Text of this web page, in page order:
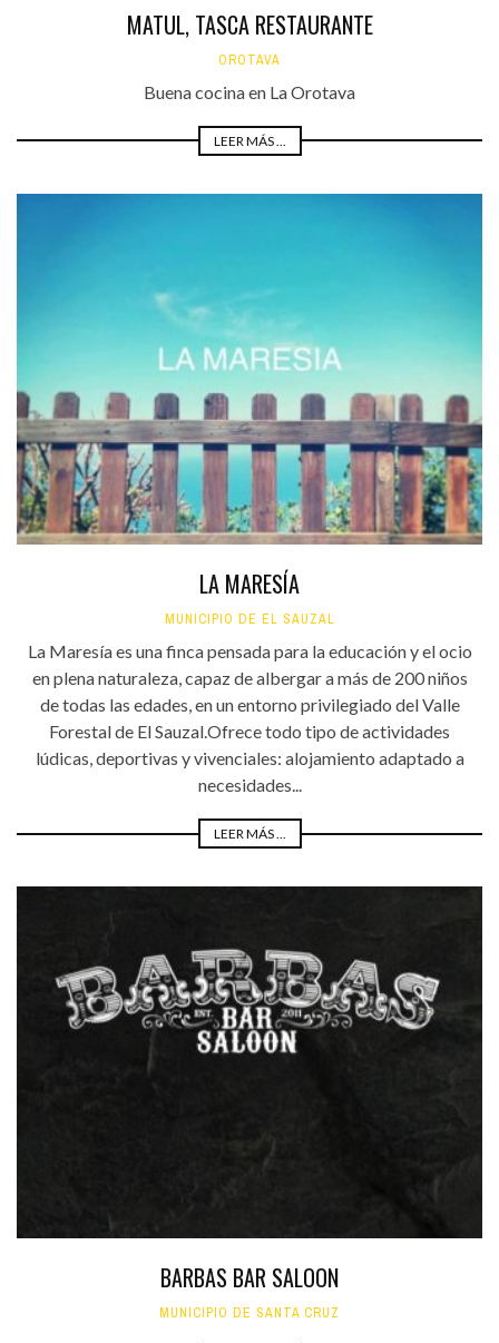
MATUL, TASCA RESTAURANTE
OROTAVA
Buena cocina en La Orotava
LEER MÁS ...
LA MARESÍA
MUNICIPIO DE EL SAUZAL
La Maresía es una finca pensada para la educación y el ocio
en plena naturaleza, capaz de albergar a más de 200 niños
de todas las edades, en un entorno privilegiado del Valle
Forestal de El Sauzal.Ofrece todo tipo de actividades
lúdicas, deportivas y vivenciales: alojamiento adaptado a
necesidades...
LEER MÁS ...
BARBAS BAR SALOON
MUNICIPIO DE SANTA CRUZ